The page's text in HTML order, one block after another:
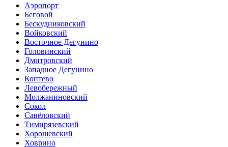
Аэропорт
Беговой
Бескудниковский
Войковский
Восточное Дегунино
Головинский
Дмитровский
Западное Дегунино
Коптево
Левобережный
Молжаниновский
Сокол
Савёловский
Тимирязевский
Хорошевский
Ховрино